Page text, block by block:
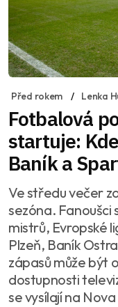
Před rokem Lenka
Fotbalová
startuje:
Baník a
Ve středu večer
sezóna. Fanoušci
mistrů, Evropské
Plzeň, Baník
zápasů může být
dostupnosti
se vysílají na